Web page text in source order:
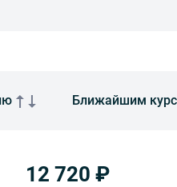
Ближайшим
12 720 ₽